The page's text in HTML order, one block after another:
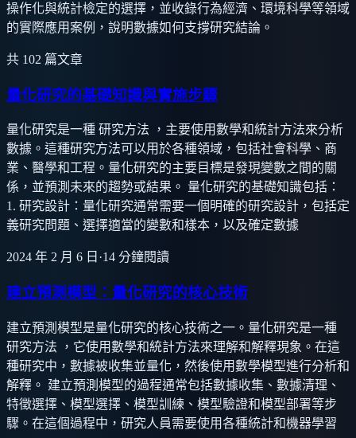
操作化與統計檢定的選擇，並收錄行為經濟、環境科學等領域
的實際應用案例，說明數據如何支撐研究結論。
共 102 篇文章
量化研究的基礎知識與實施步驟
量化研究是一種 研究方法 ，主要使用數學和統計方法來分析
數據。這種研究方法可以用於各種領域，包括社會科學、商
業、醫學和工程。量化研究的主要目標是發現變數之間的關
係，並預測未來的趨勢或結果。 量化研究的基礎知識包括：
1. 研究設計：量化研究通常需要一個明確的研究設計，包括定
義研究問題、選擇適當的變數和樣本，以及確定數據
2024 年 2 月 6 日 ·14 分鐘閱讀
建立預測模型：量化研究的核心技術
建立預測模型是量化研究的核心技術之一。量化研究是一種
研究方法 ，它使用數學和統計方法來理解和解釋現象。在這
種研究中，數據被收集並量化，然後使用數學模型進行分析和
解釋。 建立預測模型的過程通常包括數據收集、數據清理、
特徵選擇、模型選擇、模型訓練、模型驗證和模型部署等步
驟。在這個過程中，研究人員需要使用各種統計和機器學習